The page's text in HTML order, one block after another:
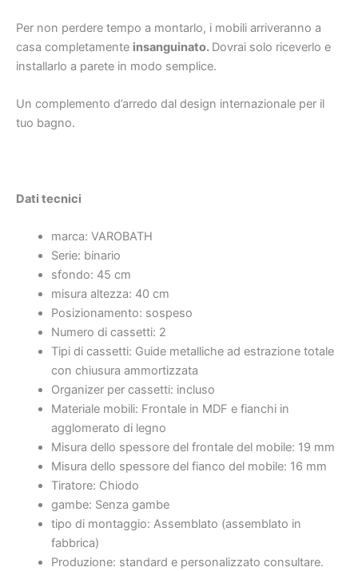
Per non perdere tempo a montarlo, i mobili arriveranno a
casa completamente insanguinato. Dovrai solo riceverlo e
installarlo a parete in modo semplice.
Un complemento d’arredo dal design internazionale per il
tuo bagno.
Dati tecnici
marca: VAROBATH
Serie: binario
sfondo: 45 cm
misura altezza: 40 cm
Posizionamento: sospeso
Numero di cassetti: 2
Tipi di cassetti: Guide metalliche ad estrazione totale
con chiusura ammortizzata
Organizer per cassetti: incluso
Materiale mobili: Frontale in MDF e fianchi in
agglomerato di legno
Misura dello spessore del frontale del mobile: 19 mm
Misura dello spessore del fianco del mobile: 16 mm
Tiratore: Chiodo
gambe: Senza gambe
tipo di montaggio: Assemblato (assemblato in
fabbrica)
Produzione: standard e personalizzato consultare.